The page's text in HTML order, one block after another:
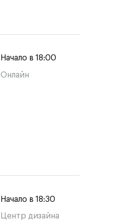
Начало в 18:00
Онлайн
Начало в 18:30
Центр дизайна